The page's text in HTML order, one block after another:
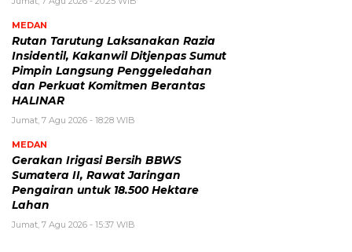
MEDAN
Rutan Tarutung Laksanakan Razia
Insidentil, Kakanwil Ditjenpas Sumut
Pimpin Langsung Penggeledahan
dan Perkuat Komitmen Berantas
HALINAR
Jumat, 7 Agu 2026 - 18:28 WIB
MEDAN
Gerakan Irigasi Bersih BBWS
Sumatera II, Rawat Jaringan
Pengairan untuk 18.500 Hektare
Lahan
Jumat, 7 Agu 2026 - 15:37 WIB